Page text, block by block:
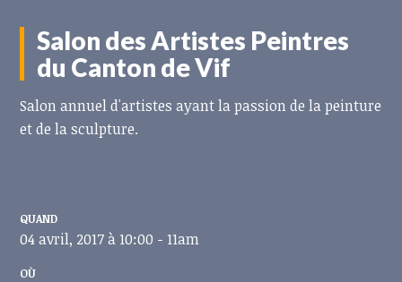
Salon des Artistes Peintres
du Canton de Vif
Salon annuel d'artistes ayant la passion de la peinture
et de la sculpture.
QUAND
04 avril, 2017 à 10:00 - 11am
OÙ